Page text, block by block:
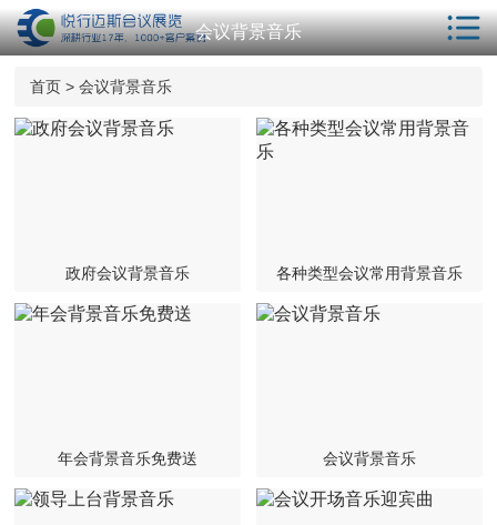
首页
相关服务
客户案例
关于我们
联系我们
会议背景音乐
首页> 会议背景音乐
政府会议背景音乐 各种类型会议常用背景音乐
年会背景音乐免费送 会议背景音乐